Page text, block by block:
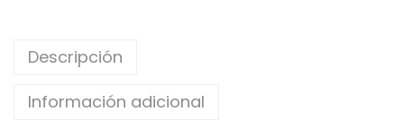
Descripción
Información adicional